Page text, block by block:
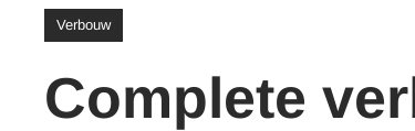
Verbouw
Complete